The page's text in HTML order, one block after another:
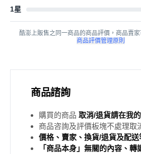
1星
酷澎上販售之同一商品的商品評價，商品賣家
商品評價管理原則
商品諮詢
購買的商品 取消/退貨請在我
商品咨詢及評價板塊不處理取
價格、賣家、換貨/退貨及配
「商品本身」無關的內容、